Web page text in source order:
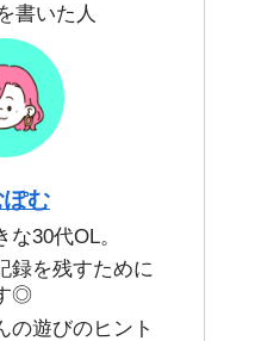
書いた人
む
30代OL。
録を残すために
◎
の遊びのヒント